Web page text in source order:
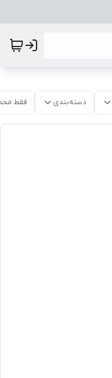
دسته‌بندی فقط